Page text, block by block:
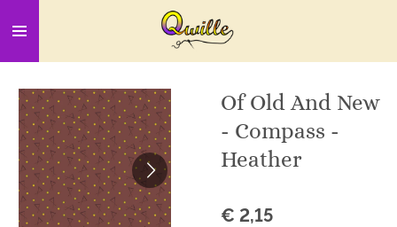
direct
naar
de
hoofdinhoud
Of Old And New
- Compass -
Heather
€ 2,15